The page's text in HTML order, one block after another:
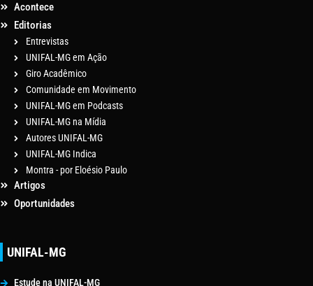
Acontece
Editorias
Entrevistas
UNIFAL-MG em Ação
Giro Acadêmico
Comunidade em Movimento
UNIFAL-MG em Podcasts
UNIFAL-MG na Mídia
Autores UNIFAL-MG
UNIFAL-MG Indica
Montra - por Eloésio Paulo
Artigos
Oportunidades
UNIFAL-MG
Estude na UNIFAL-MG